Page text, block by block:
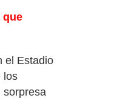
que
el Estadio
los
sorpresa